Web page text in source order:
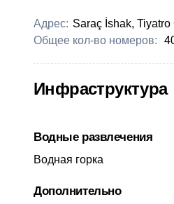
Адрес: Saraç İshak,
Общее кол-во номеров:
Инфраструктура
Водные развлечения
Водная горка
Дополнительно